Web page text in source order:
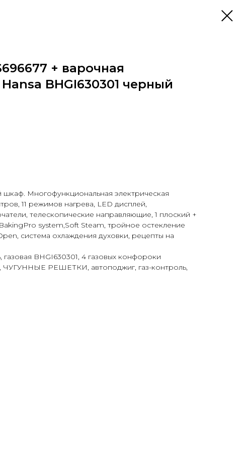
+ варочная
BHGI630301 черный
шкаф. Многофункциональная электрическая
11 режимов нагрева, LED дисплей,
телескопические направляющие, 1 плоский +
system,Soft Steam, тройное остекление
система охлаждения духовки, рецепты на
BHGI630301, 4 газовых конфороки
ЧУГУННЫЕ РЕШЕТКИ, автоподжиг, газ-контроль,